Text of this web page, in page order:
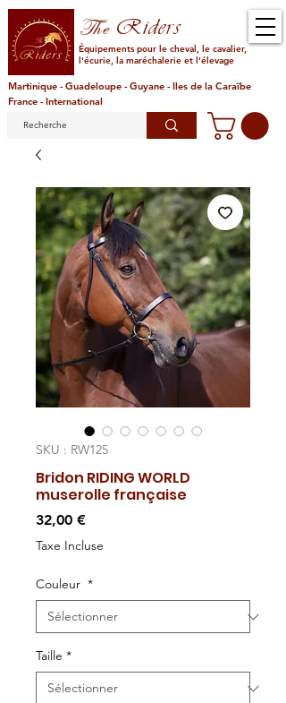
TheRiders
Équipements pour le cheval, le cavalier,
l'écurie, la maréchalerie et l'élevage
Martinique - Guadeloupe - Guyane - Iles de la Caraïbe
France - International
SKU : RW125
Bridon RIDING WORLD
muserolle française
32,00 €Prix
Taxe Incluse
Couleur *
Taille *